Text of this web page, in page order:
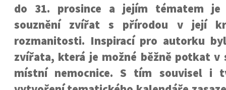
do 31. prosince a jejím tématem je
souznění zvířat s přírodou v její
rozmanitosti. Inspirací pro autorku
zvířata, která je možné běžně potkat v
místní nemocnice. S tím souvisel i